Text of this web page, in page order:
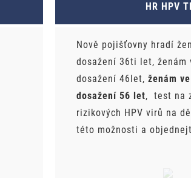
HR HPV
Nově pojišťovny hradí
dosažení 36ti let, ženám
dosažení 46let, ženám
dosažení 56 let, test na
rizikových HPV virů na
této možnosti a